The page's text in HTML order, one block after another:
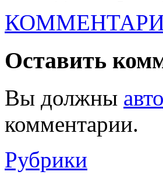
Оставить
Вы должны
комментарии.
Рубрики